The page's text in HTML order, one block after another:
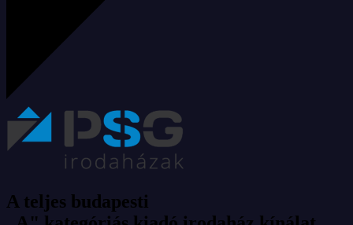
A teljes budapesti